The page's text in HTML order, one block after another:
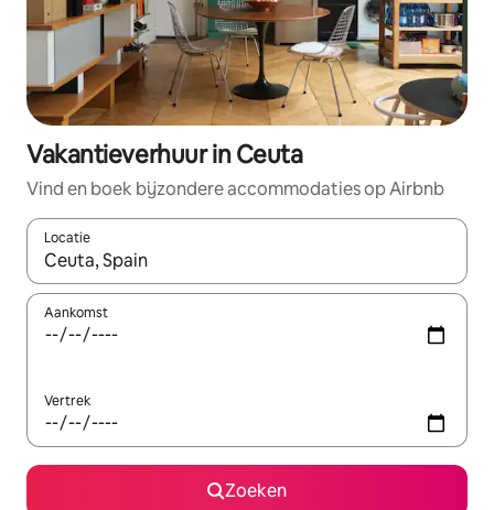
Vakantieverhuur in Ceuta
Vind en boek bijzondere accommodaties op Airbnb
Locatie
Wanneer er suggesties beschikbaar zijn, maak je een keuze
Aankomst
Vertrek
Zoeken